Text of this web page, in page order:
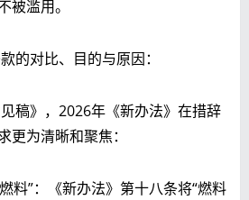
被滥用。
的对比、目的与原因：
稿》，2026年《新办法》在措辞
更为清晰和聚焦：
料”：《新办法》第十八条将“燃料